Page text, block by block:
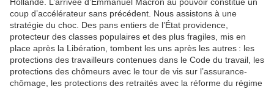
Hollande. L’arrivée d’Emmanuel Macron au pouvoir constitue un
coup d’accélérateur sans précédent. Nous assistons à une
stratégie du choc. Des pans entiers de l’État providence,
protecteur des classes populaires et des plus fragiles, mis en
place après la Libération, tombent les uns après les autres : les
protections des travailleurs contenues dans le Code du travail, les
protections des chômeurs avec le tour de vis sur l’assurance-
chômage, les protections des retraités avec la réforme du régime